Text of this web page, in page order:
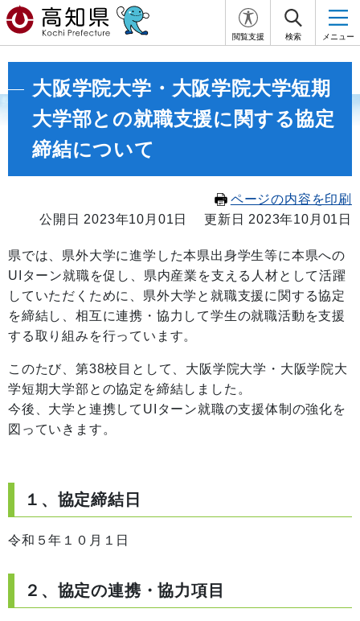
閲覧支援 検索 メニュー
大阪学院大学・大阪学院大学短期
大学部との就職支援に関する協定
締結について
ページの内容を印刷
公開日 2023年10月01日
更新日 2023年10月01日
県では、県外大学に進学した本県出身学生等に本県への
UIターン就職を促し、県内産業を支える人材として活躍
していただくために、県外大学と就職支援に関する協定
を締結し、相互に連携・協力して学生の就職活動を支援
する取り組みを行っています。
このたび、第38校目として、大阪学院大学・大阪学院大
学短期大学部との協定を締結しました。
今後、大学と連携してUIターン就職の支援体制の強化を
図っていきます。
１、協定締結日
令和５年１０月１日
２、協定の連携・協力項目